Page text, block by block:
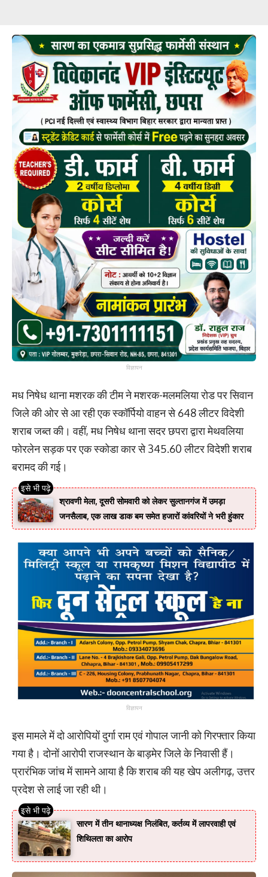
विज्ञापन
मध निषेध थाना मशरक की टीम ने मशरक-मलमलिया रोड पर सिवान
जिले की ओर से आ रही एक स्कॉर्पियो वाहन से 648 लीटर विदेशी
शराब जब्त की। वहीं, मध निषेध थाना सदर छपरा द्वारा मेथवलिया
फोरलेन सड़क पर एक स्कोडा कार से 345.60 लीटर विदेशी शराब
बरामद की गई।
श्रावणी मेला, दूसरी सोमवारी को लेकर सुल्तानगंज में उमड़ा
जनसैलाब, एक लाख डाक बम समेत हजारों कांवरियों ने भरी हुंकार
विज्ञापन
इस मामले में दो आरोपियों दुर्गा राम एवं गोपाल जानी को गिरफ्तार किया
गया है। दोनों आरोपी राजस्थान के बाड़मेर जिले के निवासी हैं।
प्रारंभिक जांच में सामने आया है कि शराब की यह खेप अलीगढ़, उत्तर
प्रदेश से लाई जा रही थी।
सारण में तीन थानाध्यक्ष निलंबित, कर्तव्य में लापरवाही एवं
शिथिलता का आरोप